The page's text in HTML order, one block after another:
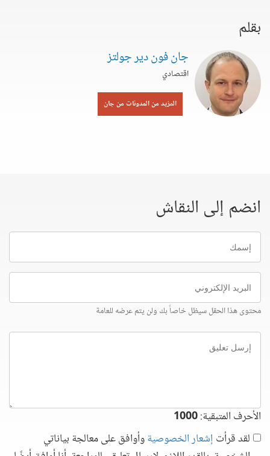
بقلم
جان فون دير جولتز
اقتصادي
المزيد من المدونات من جان
انضم إلى النقاش
إسمك
البريد
الإلكتروني
محتوى هذا الحقل سيظل خاصاً بك ولن يتم عرضه للعامة
إرسل
تعليق
الأحرف المتبقية:1000
لقد قرأت إشعار الخصوصيةوأوافق على معالجة بياناتي